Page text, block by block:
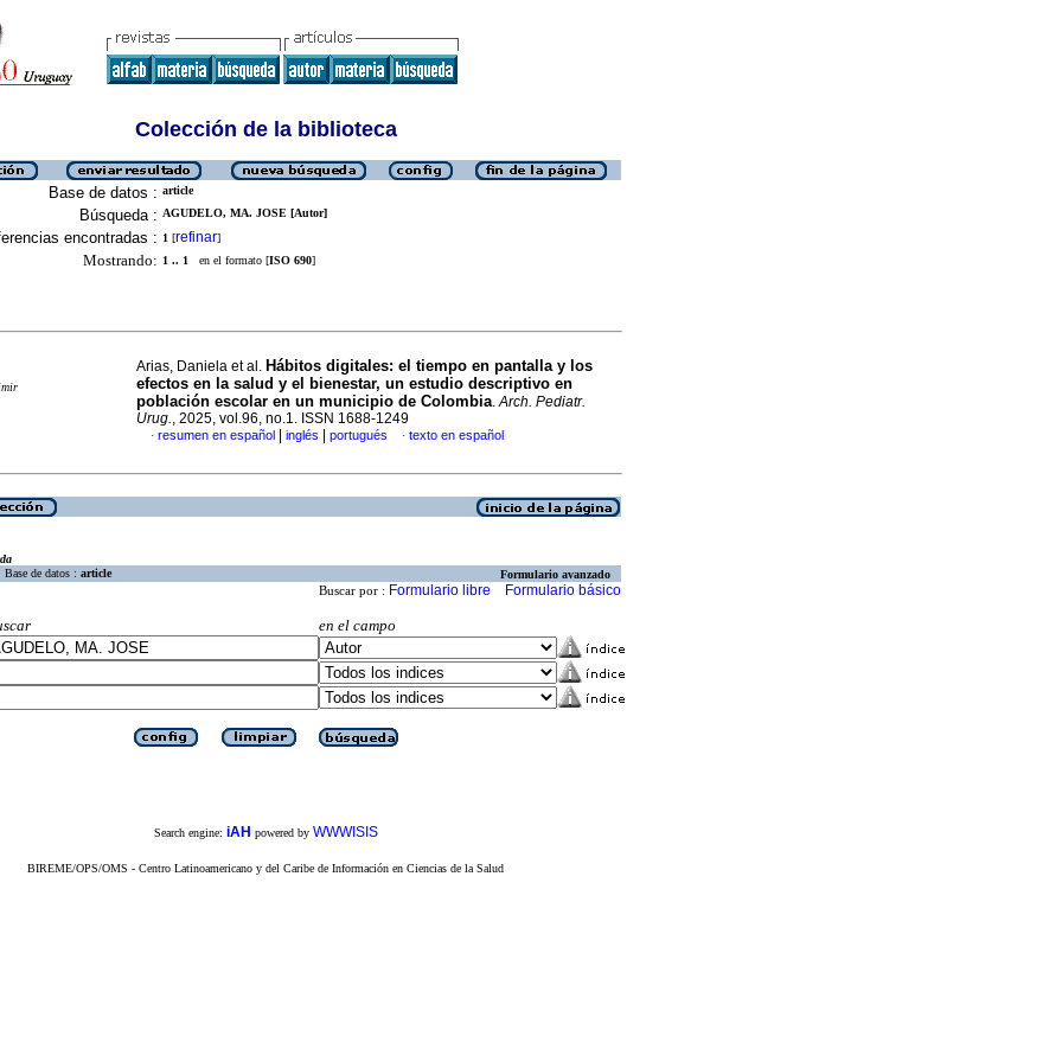
Colección de la biblioteca
Base de datos : article
Búsqueda : AGUDELO, MA. JOSE [Autor]
encontradas : 1 [refinar]
Mostrando: 1 .. 1 en el formato [ISO 690]
Arias, Daniela et al. Hábitos digitales: el tiempo en pantalla y los
efectos en la salud y el bienestar, un estudio descriptivo en
población escolar en un municipio de Colombia.Arch. Pediatr.
Urug., 2025, vol.96, no.1. ISSN 1688-1249
· resumen en español inglés portugués · texto en español
Base de datos : article Formulario avanzado
Buscar por : Formulario libre Formulario básico
en el campo
Search engine: iAH powered by WWWISIS
BIREME/OPS/OMS - Centro Latinoamericano y del Caribe de Información en Ciencias de la Salud